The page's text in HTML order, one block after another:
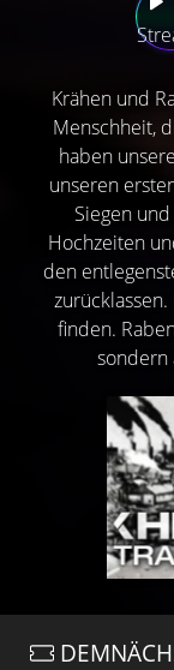
Krähen und
Menschheit,
haben
unseren
Siegen
Hochzeiten
den
finden.
sondern